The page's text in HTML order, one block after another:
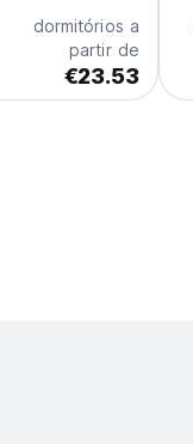
dormitórios a
partir de
€23.53